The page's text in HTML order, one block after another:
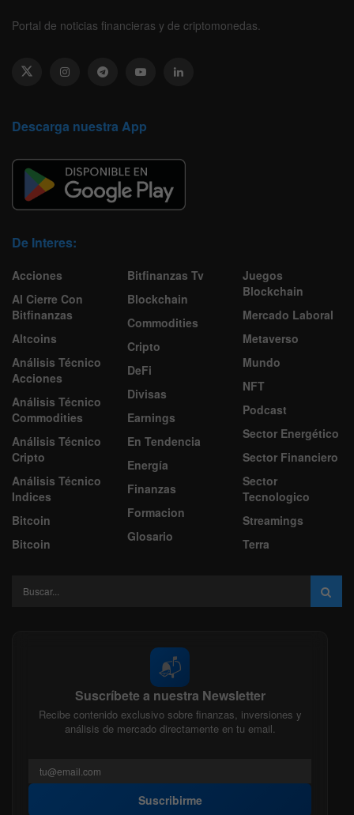
Portal de noticias financieras y de criptomonedas.
Descarga nuestra App
De Interes:
Acciones
Al Cierre Con
Bitfinanzas
Altcoins
Análisis Técnico
Acciones
Análisis Técnico
Commodities
Análisis Técnico
Cripto
Análisis Técnico
Indices
Bitcoin
Bitcoin
Bitfinanzas Tv
Blockchain
Commodities
Cripto
DeFi
Divisas
Earnings
En Tendencia
Energía
Finanzas
Formacion
Glosario
Juegos
Blockchain
Mercado Laboral
Metaverso
Mundo
NFT
Podcast
Sector Energético
Sector Financiero
Sector
Tecnologico
Streamings
Terra
📬
Suscríbete a nuestra Newsletter
Recibe contenido exclusivo sobre finanzas, inversiones y
análisis de mercado directamente en tu email.
Suscribirme